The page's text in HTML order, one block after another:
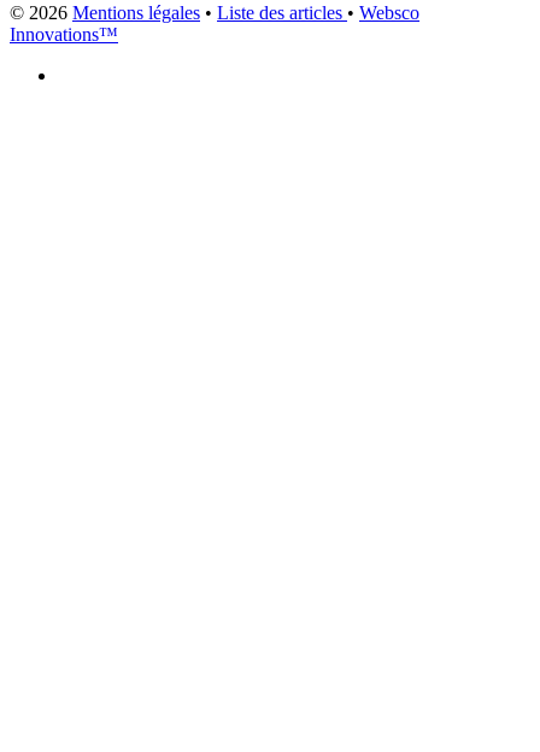
© 2026 Mentions légales • Liste des articles • Websco
Innovations™